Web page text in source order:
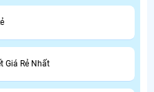
Giá Rẻ Nhất